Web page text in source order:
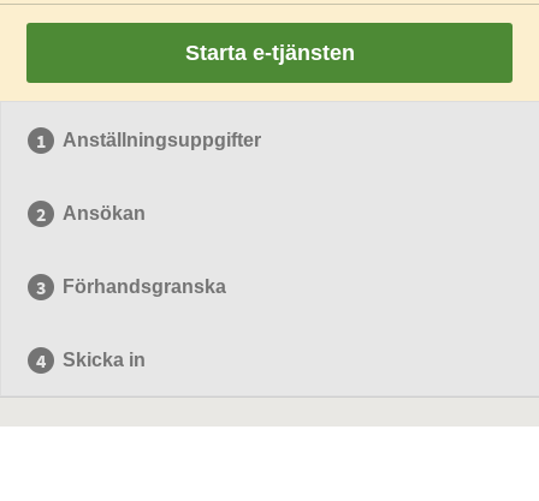
Starta e-tjänsten
Anställningsuppgifter
Ansökan
Förhandsgranska
Skicka in